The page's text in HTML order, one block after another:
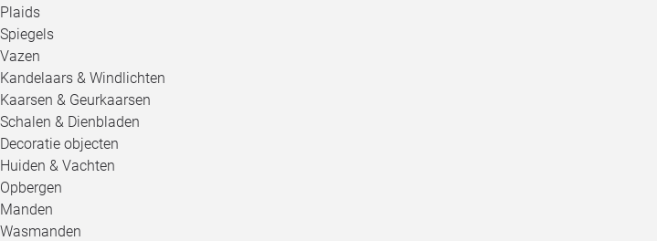
Plaids
Spiegels
Vazen
Kandelaars & Windlichten
Kaarsen & Geurkaarsen
Schalen & Dienbladen
Decoratie objecten
Huiden & Vachten
Opbergen
Manden
Wasmanden